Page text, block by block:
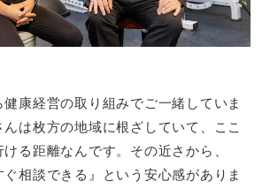
健康経営の取り組みでご一緒していま
んは枚方の地域に根ざしていて、ここ
る距離なんです。その近さから、
ぐ相談できる』という安心感がありま